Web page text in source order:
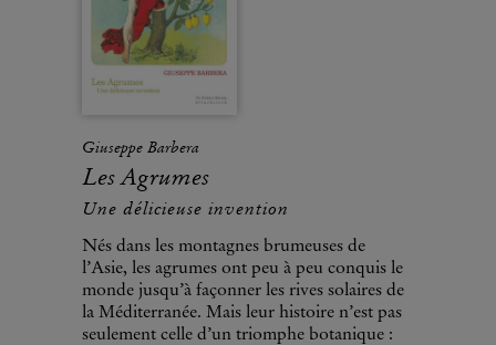
Giuseppe Barbera
Les Agrumes
Une délicieuse invention
Nés dans les montagnes brumeuses de
l’Asie, les agrumes ont peu à peu conquis le
monde jusqu’à façonner les rives solaires de
la Méditerranée. Mais leur histoire n’est pas
seulement celle d’un triomphe botanique :